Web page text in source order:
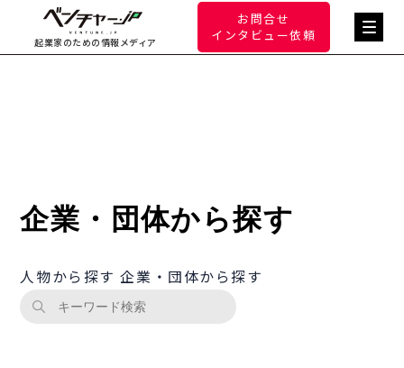
起業家のための情報メディア
お問合せ
インタビュー依頼
企業・団体から探す
人物から探す 企業・団体から探す